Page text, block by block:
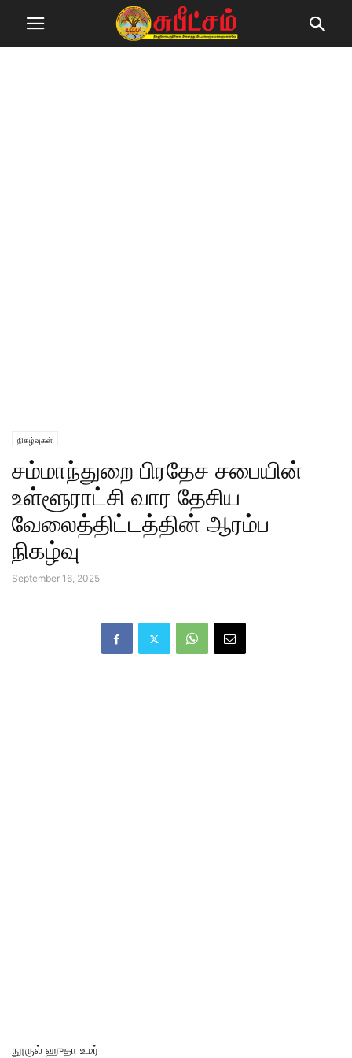
நிகழ்வுகள்
சம்மாந்துறை பிரதேச சபையின்
உள்ளூராட்சி வார தேசிய
வேலைத்திட்டத்தின் ஆரம்ப
நிகழ்வு
September 16, 2025
நூருல் ஹுதா உமர்